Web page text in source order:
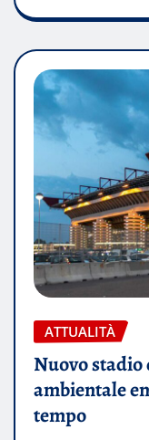
ATTUALITÀ
Nuovo stadio
ambientale
tempo